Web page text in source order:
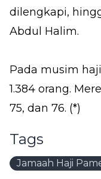
dilengkapi,
Abdul Halim.
Pada musim
1.384 orang.
75, dan 76. (*)
Tags
Jamaah Haji